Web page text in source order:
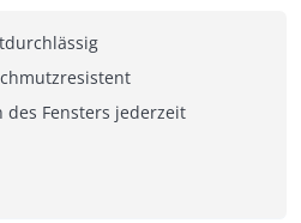
Fensters jederzeit